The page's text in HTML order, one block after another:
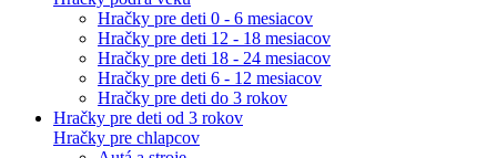
Hračky pre deti 0 - 6 mesiacov
Hračky pre deti 12 - 18 mesiacov
Hračky pre deti 18 - 24 mesiacov
Hračky pre deti 6 - 12 mesiacov
Hračky pre deti do 3 rokov
Hračky pre deti od 3 rokov
Hračky pre chlapcov